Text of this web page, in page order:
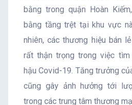
bằng trong quận Hoàn
bằng tầng trệt tại khu vực
nhiên, các thương hiệu bán
rất thận trọng trong việc
hậu Covid-19. Tăng trưởng
cũng gây ảnh hưởng tới
trong các trung tâm thương